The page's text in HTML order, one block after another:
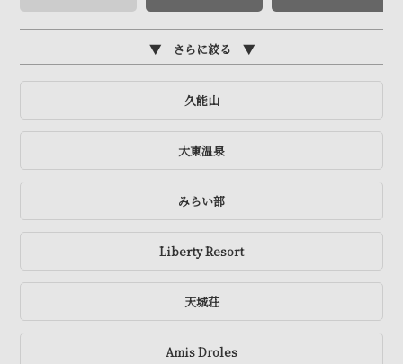
さらに絞る
久能山
大東温泉
みらい部
Liberty Resort
天城荘
Amis Droles